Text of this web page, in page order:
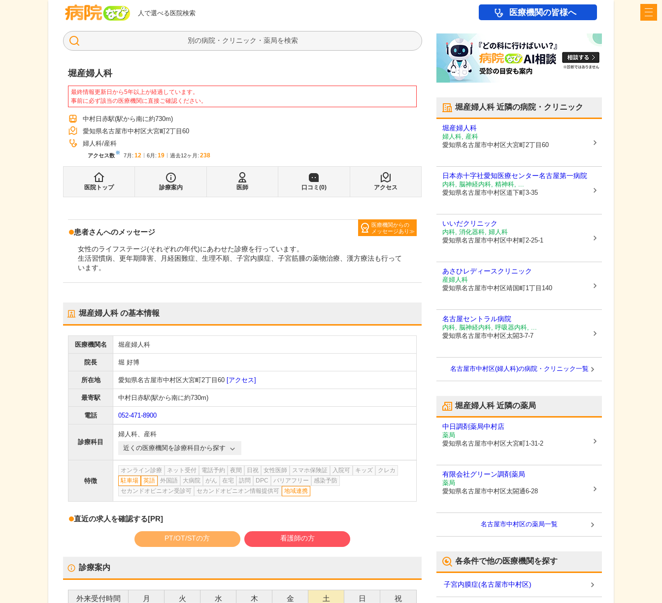
人で選べる医院検索
病院なび 医療機関の皆様へ
検索
堀産婦人科
最終情報更新日から5年以上が経過しています。
事前に必ず該当の医療機関に直接ご確認ください。
中村日赤駅(駅から南に約730m)
愛知県名古屋市中村区大宮町2丁目60
婦人科 産科
アクセス数※ 7月 : 12 6月 : 19 過去12ヶ月: 238
医院トップ 診療案内 医師 口コミ(0) アクセス
医療機関からの
メッセージあり
患者さんへのメッセージ
女性のライフステージ(それぞれの年代)にあわせた診療を行っています。
生活習慣病、更年期障害、月経困難症、生理不順、子宮内膜症、子宮筋腫の薬物治療、漢方療法も行って
います。
堀産婦人科の基本情報
医療機関名 堀産婦人科
院長 堀 好博
所在地 愛知県名古屋市中村区大宮町2丁目60 [アクセス]
最寄駅 中村日赤駅(駅から南に約730m)
電話 052-471-8900
診療科目
婦人科、 産科
近くの医療機関を診療科目から探す
特徴
オンライン診療 ネット受付 電話予約 夜間 日祝 女性医師 スマホ保険証 入院可 キッズ
クレカ
駐車場
英語 外国語 大病院 がん 在宅 訪問 DPC バリアフリー
感染予防
セカンドオピニオン受診可
セカンドオピニオン情報提供可 地域連携
直近の求人を確認する[PR]
PT/OT/STの方 看護師の方
診療案内
外来受付時間 月 火 水 木 金 土 日 祝
堀産婦人科近隣の病院・クリニック
堀産婦人科
婦人科, 産科
愛知県名古屋市中村区大宮町2丁目60
日本赤十字社愛知医療センター名古屋第一病院
内科, 脳神経内科, 精神科, ...
愛知県名古屋市中村区道下町3-35
いいだクリニック
内科, 消化器科, 婦人科
愛知県名古屋市中村区中村町2-25-1
あさひレディースクリニック
産婦人科
愛知県名古屋市中村区靖国町1丁目140
名古屋セントラル病院
内科, 脳神経内科, 呼吸器内科, ...
愛知県名古屋市中村区太閤3-7-7
名古屋市中村区(婦人科)の病院・クリニック一覧
堀産婦人科近隣の薬局
中日調剤薬局中村店
薬局
愛知県名古屋市中村区大宮町1-31-2
有限会社グリーン調剤薬局
薬局
愛知県名古屋市中村区太閤通6-28
名古屋市中村区の薬局一覧
各条件で他の医療機関を探す
子宮内膜症(名古屋市中村区)